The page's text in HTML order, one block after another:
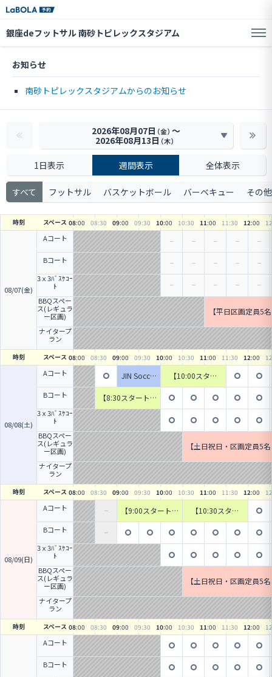
銀座deフットサル 南砂トピレックスタジアム
お知らせ
南砂トピレックスタジアムからのお知らせ
2026年08月07日 （金）〜
2026年08月13日（木）
1日表示 週間表示 全体表示
すべて フットサル バスケットボール バーベキュー その他
時刻 スペース 08:00 08:30 09:00 09:30 10:00 10:30 11:00 11 :30 12:00 12
08/07(金)
Aコート
Bコート
3ｘ3ﾊﾞｽｹｺｰ
ﾄ
BBQスペー
ス(レギュラ
ー区画)
【平日区画定員5
ナイタープ
ラン
時刻 スペース 08:00 08:30 09:00 09:30 10:00 10:30 11:00 11 :30 12:00 12
08/08(土)
Aコート
JIN Soccer
【10:00スター
0・チーム参加O
K！】土曜午前の
個人フットサル
【90分・15名】
Bコート
【8:30スタート・
トサル【90分・1
3ｘ3ﾊﾞｽｹｺｰ
ﾄ
BBQスペー
ス(レギュラ
ー区画)
【土日祝日・区画定員5
ナイタープ
ラン
時刻 スペース 08:00 08:30 09:00 09:30 10:00 10:30 11:00 11 :30 12:00 12
08/09(日)
Aコート
【9:00スタート・
ーム参加OK！】
日曜朝の個人フッ
トサル【90分・1
【10:30スター
0・チーム参加O
K！】日曜午前の
個人フットサル
【90分・15名】
Bコート
3ｘ3ﾊﾞｽｹｺｰ
ﾄ
BBQスペー
ス(レギュラ
ー区画)
【土日祝日・区画定員5
ナイタープ
ラン
時刻 スペース 08:00 08:30 09:00 09:30 10:00 10:30 11:00 11 :30 12:00 12
Aコート
Bコート